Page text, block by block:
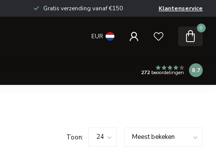
Gratis verzending vanaf €150 Klantenservice
EUR
0
272beoordelingen 8.7
Toon: